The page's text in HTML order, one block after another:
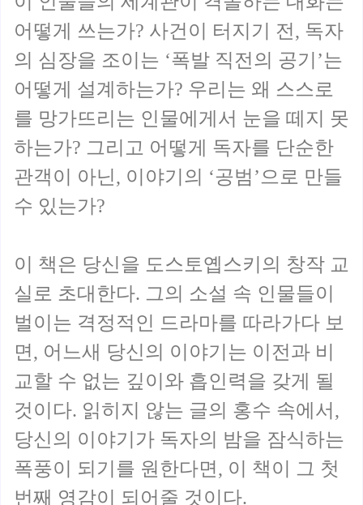
어떻게 쓰는가? 사건이 터지기 전, 독자
의 심장을 조이는 ‘폭발 직전의 공기’는
어떻게 설계하는가? 우리는 왜 스스로
를 망가뜨리는 인물에게서 눈을 떼지 못
하는가? 그리고 어떻게 독자를 단순한
관객이 아닌, 이야기의 ‘공범’으로 만들
수 있는가?
이 책은 당신을 도스토옙스키의 창작 교
실로 초대한다. 그의 소설 속 인물들이
벌이는 격정적인 드라마를 따라가다 보
면, 어느새 당신의 이야기는 이전과 비
교할 수 없는 깊이와 흡인력을 갖게 될
것이다. 읽히지 않는 글의 홍수 속에서,
당신의 이야기가 독자의 밤을 잠식하는
폭풍이 되기를 원한다면, 이 책이 그 첫